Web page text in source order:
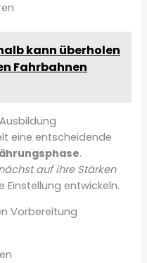
kann überholen
Fahrbahnen
eine entscheidende
.
auf ihre Stärken
entwickeln.
Vorbereitung